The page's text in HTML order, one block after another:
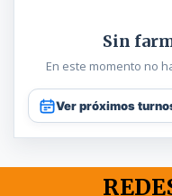
Sin
En este momento no
Ver próximos